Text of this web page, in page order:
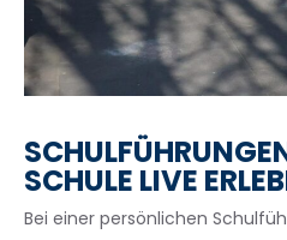
SCHULE LIVE
Bei einer persönlichen